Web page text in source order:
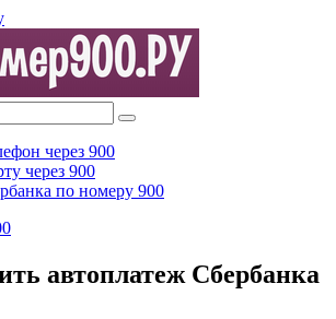
через 900
через 900
по номеру 900
автоплатеж Сбербанка